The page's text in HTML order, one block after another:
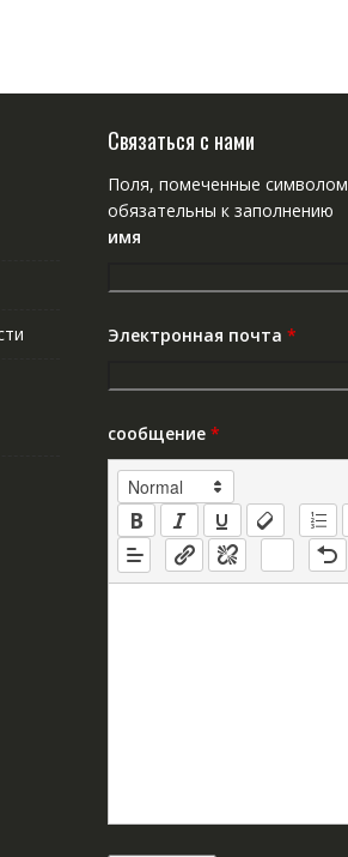
Связаться с нами
Поля, помеченные символом
обязательны к заполнению
имя
Электронная почта *
сообщение *